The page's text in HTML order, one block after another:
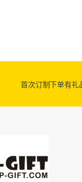
首次订制下单有礼